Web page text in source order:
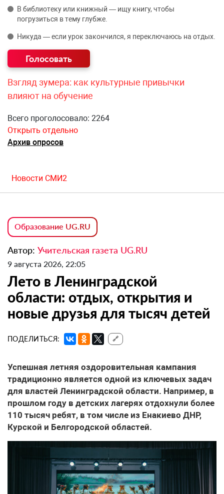
В библиотеку или книжный — ищу книгу, чтобы
погрузиться в тему глубже.
Никуда — если урок закончился, я переключаюсь на отдых.
Взгляд зумера: как культурные привычки
влияют на обучение
Всего проголосовало: 2264
Открыть отдельно
Архив опросов
Новости СМИ2
Образование UG.RU
Автор: Учительская газета UG.RU
9 августа 2026, 22:05
Лето в Ленинградской
области: отдых, открытия и
новые друзья для тысяч детей
ПОДЕЛИТЬСЯ: 🔗
Успешная летняя оздоровительная кампания
традиционно является одной из ключевых задач
для властей Ленинградской области. Например, в
прошлом году в детских лагерях отдохнули более
110 тысяч ребят, в том числе из Енакиево ДНР,
Курской и Белгородской областей.